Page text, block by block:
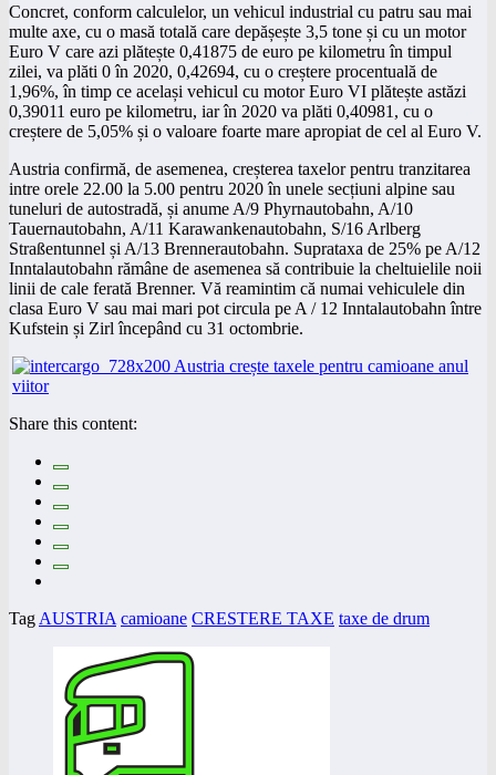
Concret, conform calculelor, un vehicul industrial cu patru sau mai
multe axe, cu o masă totală care depășește 3,5 tone și cu un motor
Euro V care azi plătește 0,41875 de euro pe kilometru în timpul
zilei, va plăti 0 în 2020, 0,42694, cu o creștere procentuală de
1,96%, în timp ce același vehicul cu motor Euro VI plătește astăzi
0,39011 euro pe kilometru, iar în 2020 va plăti 0,40981, cu o
creștere de 5,05% și o valoare foarte mare apropiat de cel al Euro V.
Austria confirmă, de asemenea, creșterea taxelor pentru tranzitarea
intre orele 22.00 la 5.00 pentru 2020 în unele secțiuni alpine sau
tuneluri de autostradă, și anume A/9 Phyrnautobahn, A/10
Tauernautobahn, A/11 Karawankenautobahn, S/16 Arlberg
Straßentunnel și A/13 Brennerautobahn. Suprataxa de 25% pe A/12
Inntalautobahn rămâne de asemenea să contribuie la cheltuielile noii
linii de cale ferată Brenner. Vă reamintim că numai vehiculele din
clasa Euro V sau mai mari pot circula pe A / 12 Inntalautobahn între
Kufstein și Zirl începând cu 31 octombrie.
Share this content:
Tag AUSTRIA camioane CRESTERE TAXE taxe de drum